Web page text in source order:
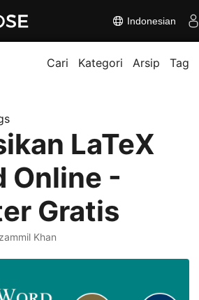
Indonesian
Cari Kategori Arsip Tag
LaTeX
Online -
Gratis
Khan